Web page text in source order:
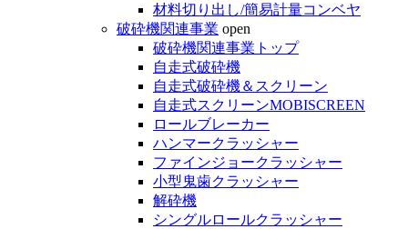
材料切り出し/簡易計量コンベヤ
破砕機関連事業 open
破砕機関連事業トップ
自走式破砕機
自走式破砕機＆スクリーン
自走式スクリーンMOBISCREEN
ロールブレーカー
ハンマークラッシャー
ファインジョークラッシャー
小型鬼歯クラッシャー
解砕機
シングルロールクラッシャー